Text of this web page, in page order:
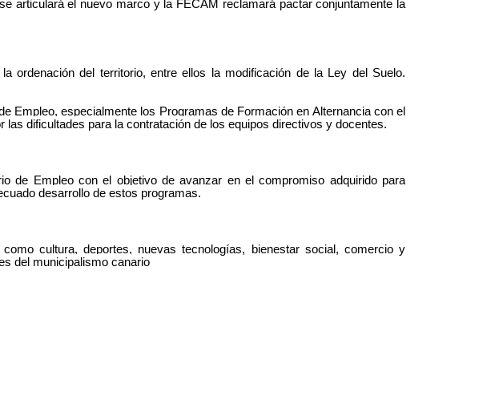
articulará el nuevo marco y la FECAM reclamará pactar conjuntamente la
ordenación del territorio, entre ellos la modificación de la Ley del Suelo.
Empleo, especialmente los Programas de Formación en Alternancia con el
dificultades para la contratación de los equipos directivos y docentes.
de Empleo con el objetivo de avanzar en el compromiso adquirido para
desarrollo de estos programas.
cultura, deportes, nuevas tecnologías, bienestar social, comercio y
del municipalismo canario